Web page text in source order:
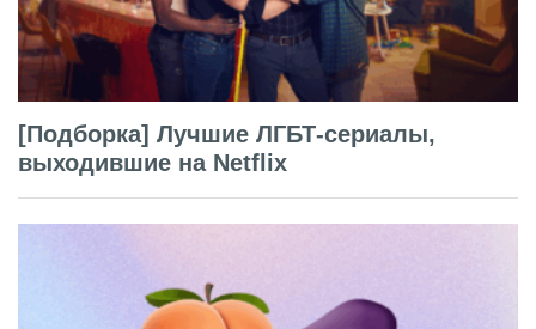
[Подборка] Лучшие ЛГБТ-сериалы,
выходившие на Netflix